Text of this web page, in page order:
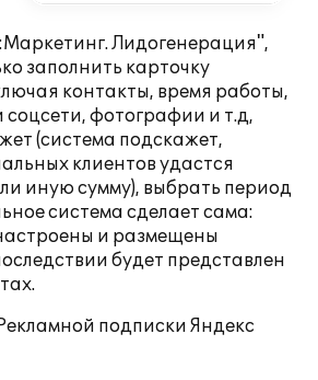
Лидогенерация",
заполнить карточку
контакты, время работы,
соцсети, фотографии и т.д,
(система подскажет,
клиентов удастся
иную сумму), выбрать период
система сделает сама:
и размещены
будет представлен
подписки Яндекс